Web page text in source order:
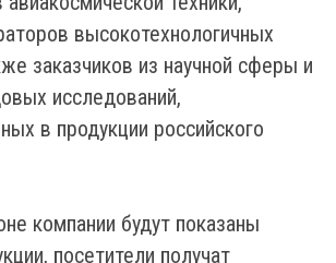
высокотехнологичных
заказчиков из научной сферы и
исследований,
в продукции российского
компании будут показаны
посетители получат